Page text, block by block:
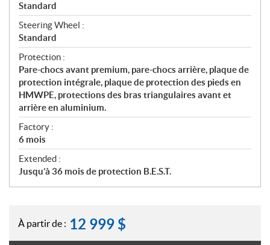
Standard
Steering Wheel :
Standard
Protection :
Pare-chocs avant premium, pare-chocs arrière, plaque de
protection intégrale, plaque de protection des pieds en
HMWPE, protections des bras triangulaires avant et
arrière en aluminium.
Factory :
6 mois
Extended :
Jusqu’à 36 mois de protection B.E.S.T.
À partir de : 12 999 $